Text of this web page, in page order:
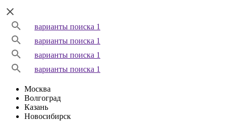
варианты поиска 1
варианты поиска 1
варианты поиска 1
варианты поиска 1
Москва
Волгоград
Казань
Новосибирск